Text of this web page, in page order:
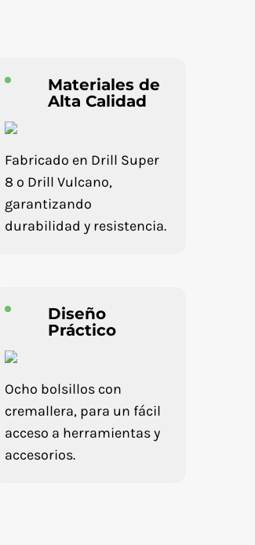
Materiales de
Alta Calidad
Fabricado en Drill Super
8 o Drill Vulcano,
garantizando
durabilidad y resistencia.
Diseño
Práctico
Ocho bolsillos con
cremallera, para un fácil
acceso a herramientas y
accesorios.